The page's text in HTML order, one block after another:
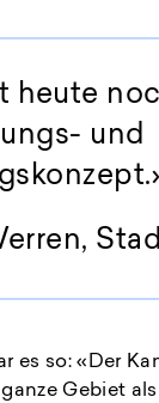
heute
und
es so: «Der
Gebiet